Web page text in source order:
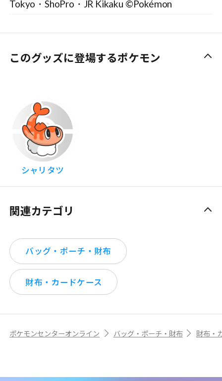
Tokyo・ShoPro・JR Kikaku ©Pokémon
このグッズに登場するポケモン
シャリタツ
関連カテゴリ
バッグ・ポーチ・財布
財布・カードケース
ポケモンセンターオンライン バッグ・ポーチ・財布 財布・